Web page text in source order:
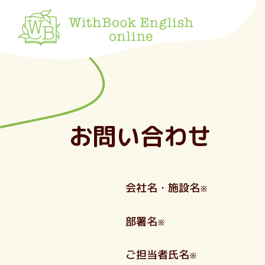
お問い合わせ
会社名・施設名※
部署名※
ご担当者氏名※